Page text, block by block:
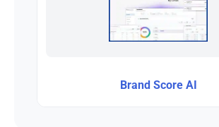
Brand Score AI